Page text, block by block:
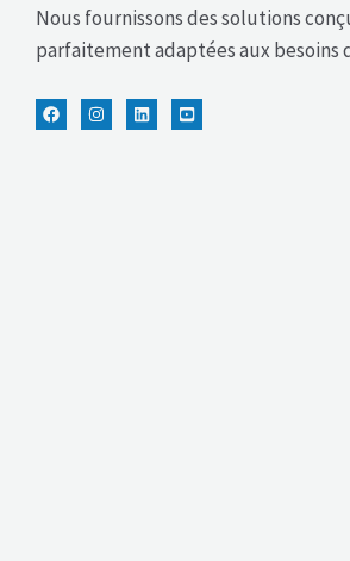
Nous fournissons des solutions
parfaitement adaptées aux besoins